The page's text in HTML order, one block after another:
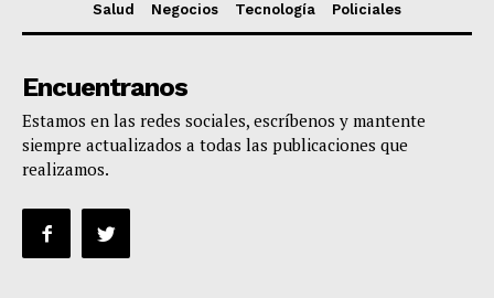
Salud
Negocios Tecnología Policiales
Encuentranos
Estamos en las redes sociales, escríbenos y mantente
siempre actualizados a todas las publicaciones que
realizamos.